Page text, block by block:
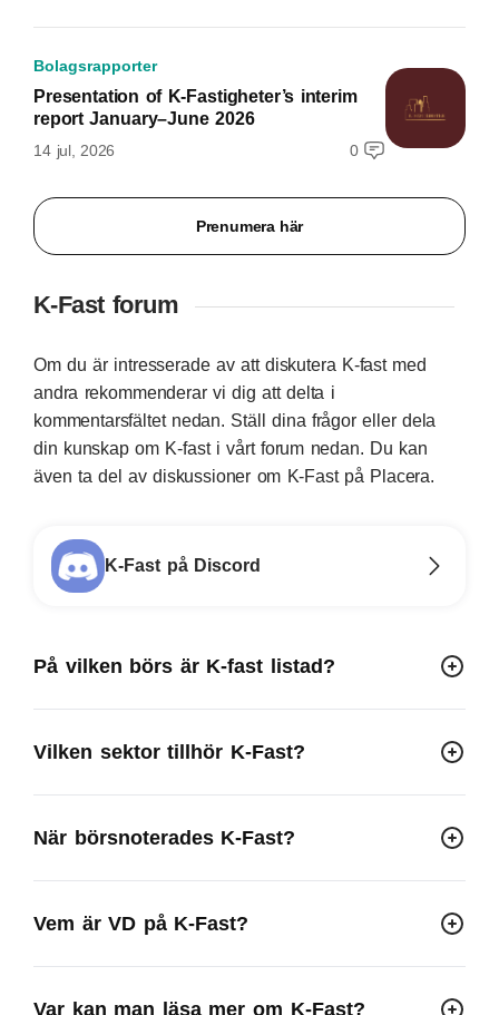
Bolagsrapporter
Presentation of K-Fastigheter’s interim
report January–June 2026
14 jul, 2026 0
Prenumera här
K-Fast forum
Om du är intresserade av att diskutera K-fast med
andra rekommenderar vi dig att delta i
kommentarsfältet nedan. Ställ dina frågor eller dela
din kunskap om K-fast i vårt forum nedan. Du kan
även ta del av diskussioner om K-Fast på Placera.
K-Fast på Discord
På vilken börs är K-fast listad?
Vilken sektor tillhör K-Fast?
När börsnoterades K-Fast?
Vem är VD på K-Fast?
Var kan man läsa mer om K-Fast?